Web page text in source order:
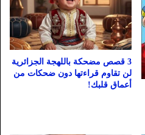
3 قصص مضحكة باللهجة الجزائرية
لن تقاوم قراءتها دون ضحكات من
أعماق قلبك!